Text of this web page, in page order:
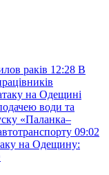
раків 12:28 В
на Одещині
води та
«Паланка–
09:02
на Одещину: